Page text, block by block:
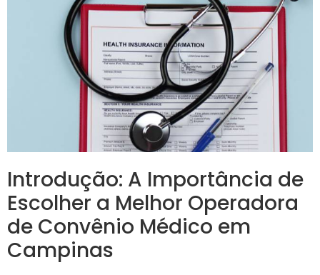
Introdução: A Importância de
Escolher a Melhor Operadora
de Convênio Médico em
Campinas